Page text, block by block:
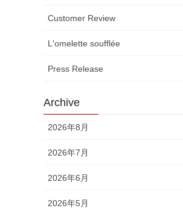
Customer Review
L'omelette soufflée
Press Release
Archive
2026年8月
2026年7月
2026年6月
2026年5月